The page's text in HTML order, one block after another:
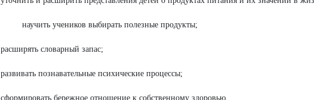
научить учеников выбирать полезные продукты;
расширять словарный запас;
развивать познавательные психические процессы;
сформировать бережное отношение к собственному здоровью.